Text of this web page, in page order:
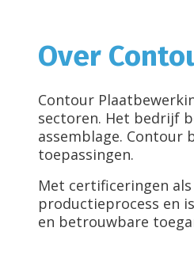
Contact
Over
Contour
sectoren. Het bedrijf
assemblage. Contour
toepassingen.
Met certificeringen
productieprocess en
en betrouwbare